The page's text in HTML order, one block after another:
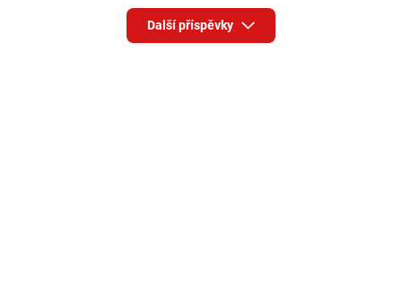
Další příspěvky